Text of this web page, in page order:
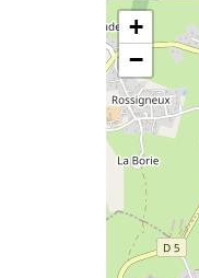
+
−